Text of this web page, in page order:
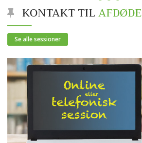
KONTAKT TILAFDØDE
Se alle sessioner